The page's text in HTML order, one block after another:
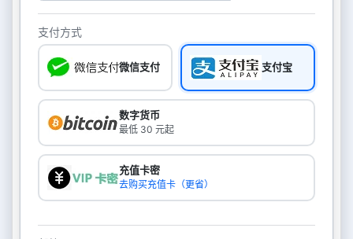
支付方式
微信支付 支付宝
数字货币
最低 30 元起
充值卡密
去购买充值卡（更省）